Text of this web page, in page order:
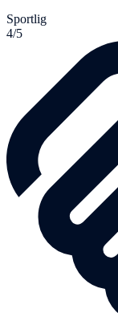
Sportlig
4/5